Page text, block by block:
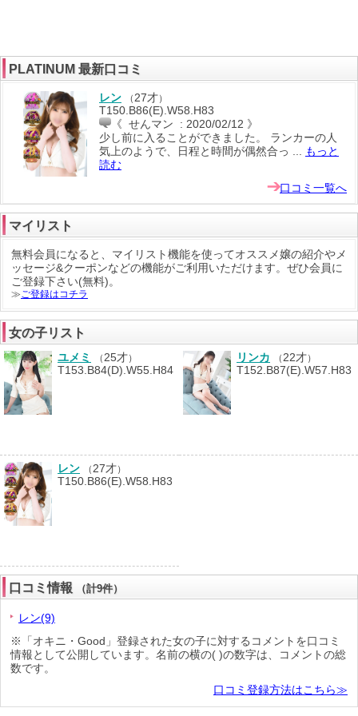
PLATINUM 最新口コミ
レン （ 27才）
T150.B86(E).W58.H83
《 せんマン : 2020/02/12 》
少し前に入ることができました。 ランカーの人
気上のようで、日程と時間が偶然合っ ...
もっと
読む
口コミ一覧へ
マイリスト
無料会員になると、マイリスト機能を使ってオススメ嬢の紹介や メ
ッセージ&クーポンなどの機能がご利用いただけます。ぜひ会員に
ご登録下さい(無料)。
≫ ご登録はコチラ
女の子リスト
ユメミ （ 25才）
T153.B84(D).W55.H84
リンカ （ 22才）
T152.B87(E).W57.H83
レン （ 27才）
T150.B86(E).W58.H83
口コミ情報 （計9件）
レン(9)
※「オキニ・Good」登録された女の子に対するコメントを口コミ
情報として公開しています。名前の横の( )の数字は、コメントの総
数です。
口コミ登録方法はこちら≫